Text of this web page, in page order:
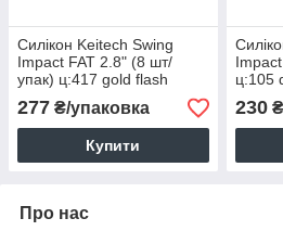
Силікон Keitech Swing
Impact FAT 2.8" (8 шт/
упак) ц:417 gold flash
minnow
277 ₴/упаковка
Купити
ц:105
pp
230
Про нас